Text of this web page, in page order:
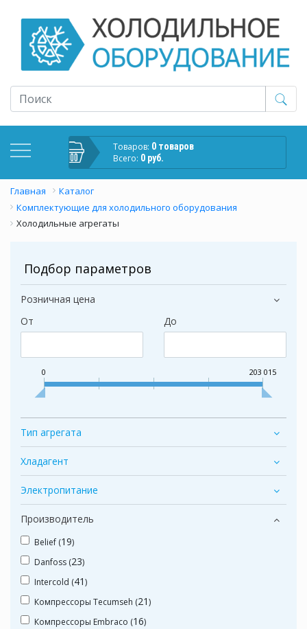
Товаров: 0 товаров
Всего: 0 руб.
Главная
Каталог
Комплектующие для холодильного оборудования
Холодильные агрегаты
Подбор параметров
Розничная цена
От
До
0 203 015
Тип агрегата
Хладагент
Электропитание
Производитель
Belief (19)
Danfoss (23)
Intercold (41)
Компрессоры Tecumseh (21)
Компрессоры Еmbraco (16)